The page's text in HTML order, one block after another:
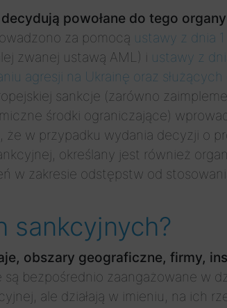
powołane do tego
za pomocą ustawy z dnia
zwanej ustawą AML) i ustawy z
agresji na Ukrainę oraz
sankcje (zarówno
środki ograniczające)
że w przypadku wydania decyzji o
określany jest również
w zakresie odstępstw od
sankcyjnych?
obszary geograficzne, firmy,
bezpośrednio zaangażowane w
ale działają w imieniu, na ich